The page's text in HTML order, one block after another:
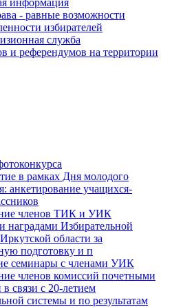
информация
- равные возможности
избирателей
служба
и референдумов на территории
в рамках Дня молодого
анкетирование учащихся-
членов ТИК и УИК
наградами Избирательной
области за
подготовку и п
семинары с членами УИК
членов комиссий почетными
в связи с 20-летием
системы и по результатам